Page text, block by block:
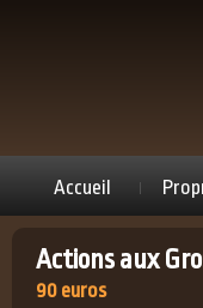
Accueil
Actions aux
90 euros